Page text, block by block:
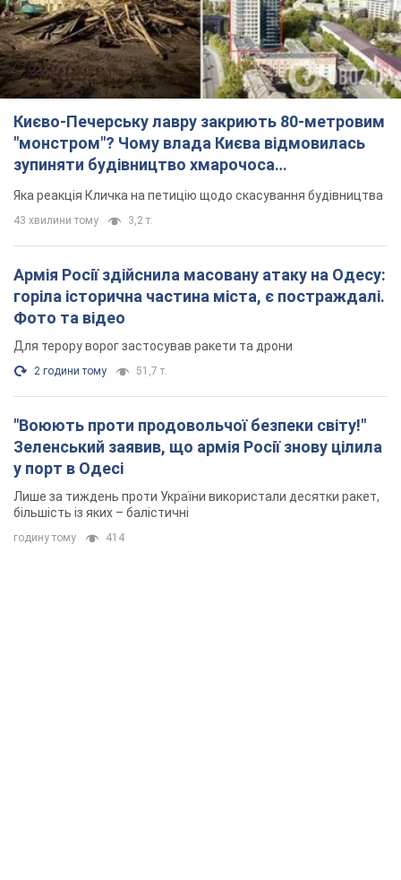
Києво-Печерську лавру закриють 80-метровим
"монстром"? Чому влада Києва відмовилась
зупиняти будівництво хмарочоса
"московського вірянина"
Яка реакція Кличка на петицію щодо скасування будівництва
43 хвилини тому 3,2 т.
Армія Росії здійснила масовану атаку на Одесу:
горіла історична частина міста, є постраждалі.
Фото та відео
Для терору ворог застосував ракети та дрони
2 години тому 51,7 т.
"Воюють проти продовольчої безпеки світу!"
Зеленський заявив, що армія Росії знову цілила
у порт в Одесі
Лише за тиждень проти України використали десятки ракет,
більшість із яких – балістичні
годину тому 414